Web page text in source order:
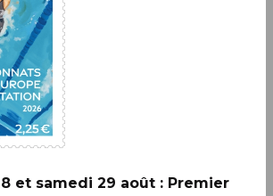
de la vie
et samedi 29 août : Premier